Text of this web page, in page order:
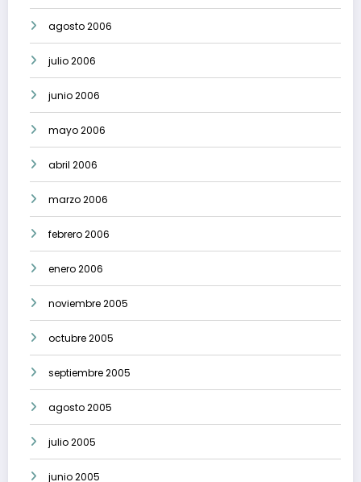
agosto 2006
julio 2006
junio 2006
mayo 2006
abril 2006
marzo 2006
febrero 2006
enero 2006
noviembre 2005
octubre 2005
septiembre 2005
agosto 2005
julio 2005
junio 2005